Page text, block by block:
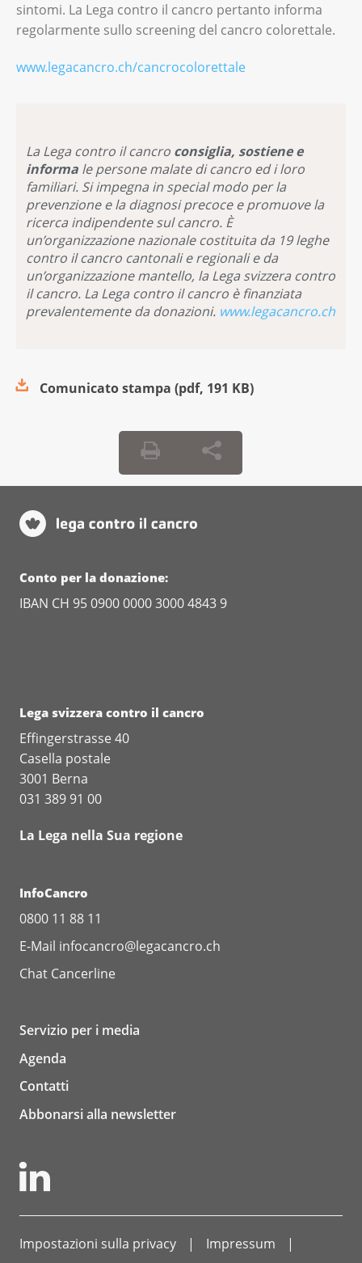
sintomi. La Lega contro il cancro pertanto informa
regolarmente sullo screening del cancro colorettale.
www.legacancro.ch/cancrocolorettale
La Lega contro il cancro consiglia, sostiene e
informa le persone malate di cancro ed i loro
familiari. Si impegna in special modo per la
prevenzione e la diagnosi precoce e promuove la
ricerca indipendente sul cancro. È
un’organizzazione nazionale costituita da 19 leghe
contro il cancro cantonali e regionali e da
un’organizzazione mantello, la Lega svizzera contro
il cancro. La Lega contro il cancro è finanziata
prevalentemente da donazioni. www.legacancro.ch
Comunicato stampa (pdf, 191 KB)
Conto per la donazione:
IBAN CH 95 0900 0000 3000 4843 9
Lega svizzera contro il cancro
Effingerstrasse 40
Casella postale
3001 Berna
031 389 91 00
La Lega nella Sua regione
InfoCancro
0800 11 88 11
E-Mail infocancro@legacancro.ch
Chat Cancerline
Servizio per i media
Agenda
Contatti
Abbonarsi alla newsletter
Impostazioni sulla privacy
Impressum